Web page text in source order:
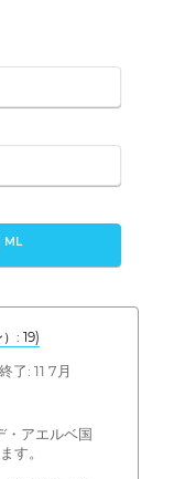
ML
: 19)
: 11 7月
・アエルベ国
す。